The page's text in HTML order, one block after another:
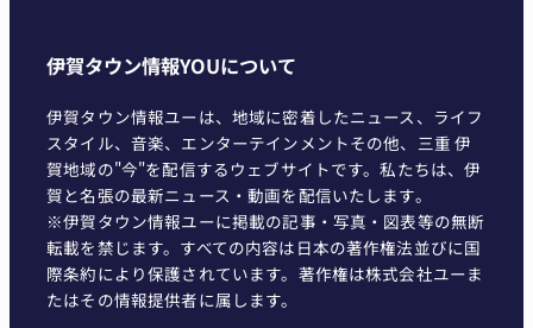
伊賀タウン情報YOUについて
伊賀タウン情報ユーは、地域に密着したニュース、ライフ
スタイル、音楽、エンターテインメントその他、三重 伊
賀地域の"今"を配信するウェブサイトです。私たちは、伊
賀と名張の最新ニュース・動画を配信いたします。
※伊賀タウン情報ユーに掲載の記事・写真・図表等の無断
転載を禁じます。すべての内容は日本の著作権法並びに国
際条約により保護されています。著作権は株式会社ユーま
たはその情報提供者に属します。